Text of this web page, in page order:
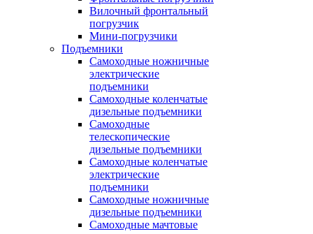
Вилочный фронтальный
погрузчик
Мини-погрузчики
Подъемники
Самоходные ножничные
электрические
подъемники
Самоходные коленчатые
дизельные подъемники
Самоходные
телескопические
дизельные подъемники
Самоходные коленчатые
электрические
подъемники
Самоходные ножничные
дизельные подъемники
Самоходные мачтовые